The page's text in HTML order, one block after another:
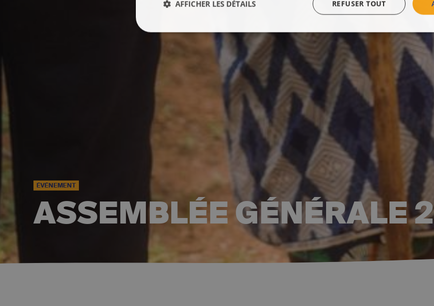
ÉVÉNEMENT
ASSEMBLÉE GÉNÉRALE
REFUSER TOUT
AFFICHER LES DÉTAILS